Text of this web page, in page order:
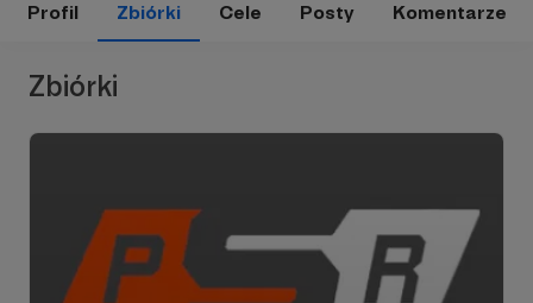
Profil Zbiórki Cele Posty Komentarze
Zbiórki